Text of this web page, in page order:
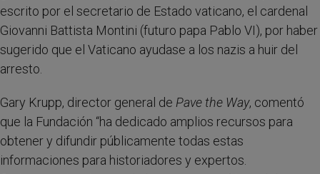
escrito por el secretario de Estado vaticano, el cardenal
Giovanni Battista Montini (futuro papa Pablo VI), por haber
sugerido que el Vaticano ayudase a los nazis a huir del
arresto.
Gary Krupp, director general de Pave the Way, comentó
que la Fundación “ha dedicado amplios recursos para
obtener y difundir públicamente todas estas
informaciones para historiadores y expertos.